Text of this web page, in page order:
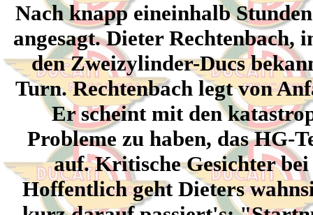
Nach knapp eineinhalb
angesagt. Dieter Rechtenbach,
den Zweizylinder-Ducs
Turn. Rechtenbach legt von
Er scheint mit den
Probleme zu haben, das HG-
auf. Kritische Gesichter
Hoffentlich geht Dieters